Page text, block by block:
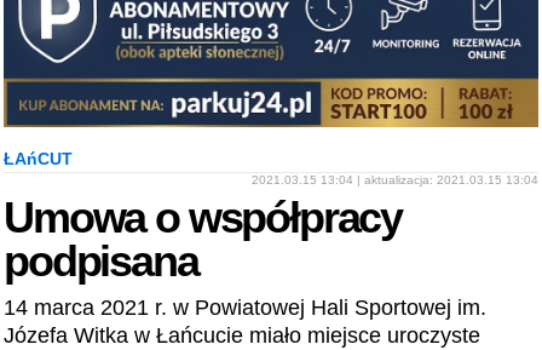
ŁAńCUT
2021.03.15 13:04 | aktualizacja: 2021.03.15 13:04
Umowa o współpracy
podpisana
14 marca 2021 r. w Powiatowej Hali Sportowej im.
Józefa Witka w Łańcucie miało miejsce uroczyste